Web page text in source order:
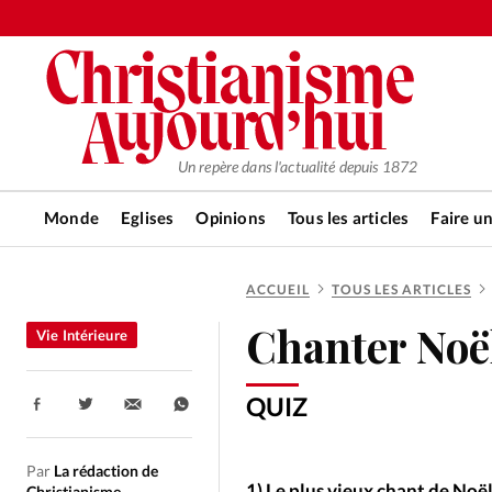
Un repère dans l'actualité depuis 1872
Monde Eglises Opinions Tous les articles Faire
RUBRIQUES
Tous les articles
Actualité
Actualité internationale
ACCUEIL TOUS LES ARTICLES
Chanter
QUIZ
Vie Intérieure
Par La rédaction de
Partager: